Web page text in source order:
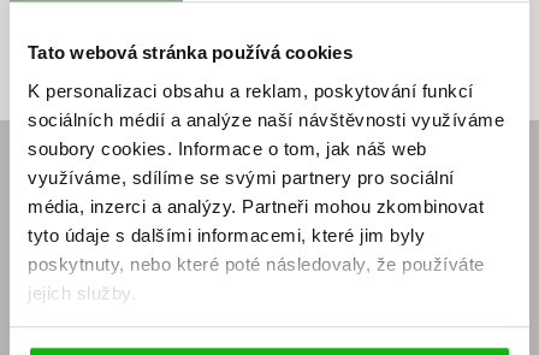
Tato webová stránka používá cookies
K personalizaci obsahu a reklam, poskytování funkcí
sociálních médií a analýze naší návštěvnosti využíváme
soubory cookies. Informace o tom, jak náš web
využíváme, sdílíme se svými partnery pro sociální
média, inzerci a analýzy. Partneři mohou zkombinovat
tyto údaje s dalšími informacemi, které jim byly
poskytnuty, nebo které poté následovaly, že používáte
jejich služby.
mailová
adresa
mailová
adresa
Vaše e-mailová adresa Přihlásit se
E-SHOP
Aktuality
Naši autoři
Obchodní podmínky
Jak nakoupit
Knižní novinky
Dárkové poukazy
Affiliate program